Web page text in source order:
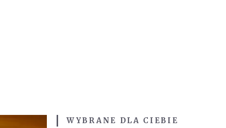
WYBRANE DLA CIEBIE